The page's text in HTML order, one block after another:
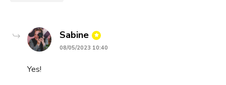
Sabine says:
08/05/2023 10:40
Yes!